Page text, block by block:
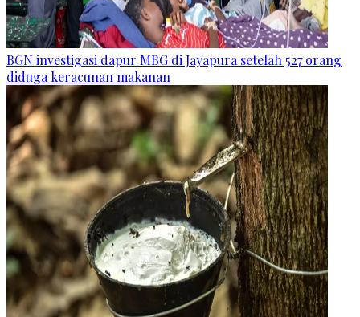
BGN investigasi dapur MBG di Jayapura setelah 527 orang
diduga keracunan makanan